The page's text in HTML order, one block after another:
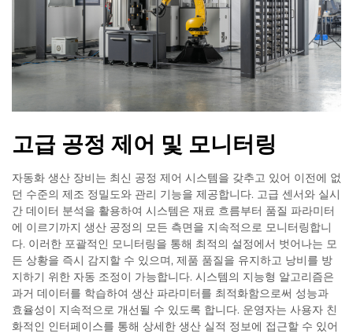
고급 공정 제어 및 모니터링
자동화 생산 장비는 최신 공정 제어 시스템을 갖추고 있어 이전에 없
던 수준의 제조 정밀도와 관리 기능을 제공합니다. 고급 센서와 실시
간 데이터 분석을 활용하여 시스템은 재료 흐름부터 품질 파라미터
에 이르기까지 생산 공정의 모든 측면을 지속적으로 모니터링합니
다. 이러한 포괄적인 모니터링을 통해 최적의 설정에서 벗어나는 모
든 상황을 즉시 감지할 수 있으며, 제품 품질을 유지하고 낭비를 방
지하기 위한 자동 조정이 가능합니다. 시스템의 지능형 알고리즘은
과거 데이터를 학습하여 생산 파라미터를 최적화함으로써 성능과
효율성이 지속적으로 개선될 수 있도록 합니다. 운영자는 사용자 친
화적인 인터페이스를 통해 상세한 생산 실적 정보에 접근할 수 있어